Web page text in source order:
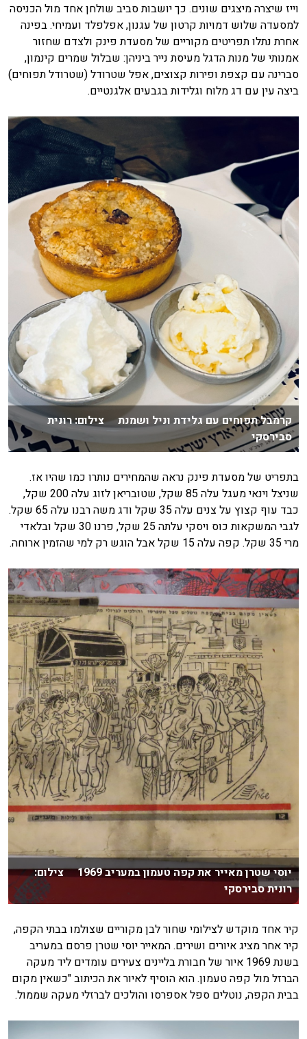
וייז שיצרה מיצגים שונים. כך יושבות סביב שולחן אחד מול הכניסה
למסעדה שלוש דמויות קרטון של עגנון, אפלפלד ועמיחי. בפינה
אחרת נתלו תפריטים מקוריים של מסעדת פינק ולצדם שחזור
אמנותי של מנות הדגל מעיסת נייר ביניהן: שבלול שמרים קינמון,
סברינה עם קצפת ופירות קצוצים, אפל שטרודל (שטרודל תפוחים)
ביצה עין עם דג מלוח וגלידות בגבעים אלגנטיים.
קרמבל תפוחים עם גלידת וניל ושמנת צילום: רונית
סבירסקי
בתפריט של מסעדת פינק נראה שהמחירים נותרו כמו שהיו אז.
שניצל וינאי מעגל עלה 85 שקל, שטובריאן לזוג עלה 200 שקל,
כבד עוף קצוץ על צנים עלה 35 שקל ודג משה רבנו עלה 65 שקל.
לגבי המשקאות כוס ויסקי עלתה 25 שקל, פרנו 30 שקל ובלאדי
מרי 35 שקל. קפה עלה 15 שקל אבל הוגש רק למי שהזמין ארוחה.
יוסי שטרן מאייר את קפה טעמון במעריב 1969 צילום:
רונית סבירסקי
קיר אחד מוקדש לצילומי שחור לבן מקוריים שצולמו בבתי הקפה,
קיר אחר מציג איורים ושירים. המאייר יוסי שטרן פרסם במעריב
בשנת 1969 איור של חבורת בליינים צעירים עומדים ליד מעקה
הברזל מול קפה טעמון. הוא הוסיף לאיור את הכיתוב "כשאין מקום
בבית הקפה, נוטלים ספל אספרסו והולכים לברזלי מעקה שממול.